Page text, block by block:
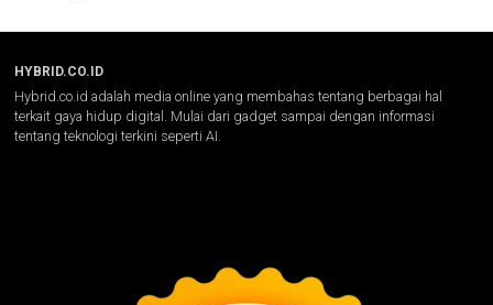
HYBRID.CO.ID
Hybrid.co.id adalah media online yang membahas tentang berbagai hal
terkait gaya hidup digital. Mulai dari gadget sampai dengan informasi
tentang teknologi terkini seperti AI.